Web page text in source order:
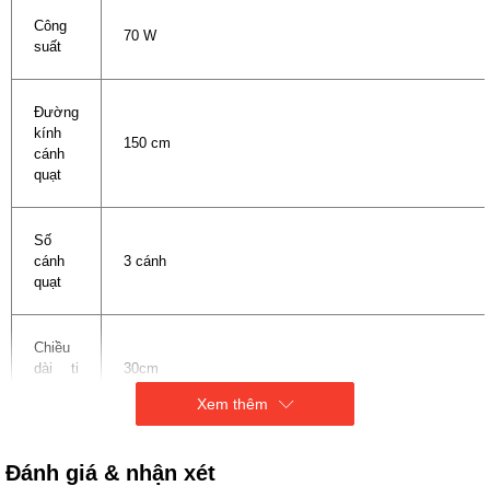
Công
suất
70 W
Đường
kính
cánh
quạt
150 cm
Số
cánh
quạt
3 cánh
Chiều
dài ti
30cm
gió
5
Xem thêm
Đánh giá & nhận xét